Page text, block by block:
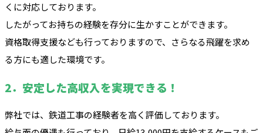
くに対応しております。
したがってお持ちの経験を存分に生かすことができます。
資格取得支援なども行っておりますので、さらなる飛躍を求め
る方にも適した環境です。
2．安定した高収入を実現できる！
弊社では、鉄道工事の経験者を高く評価しております。